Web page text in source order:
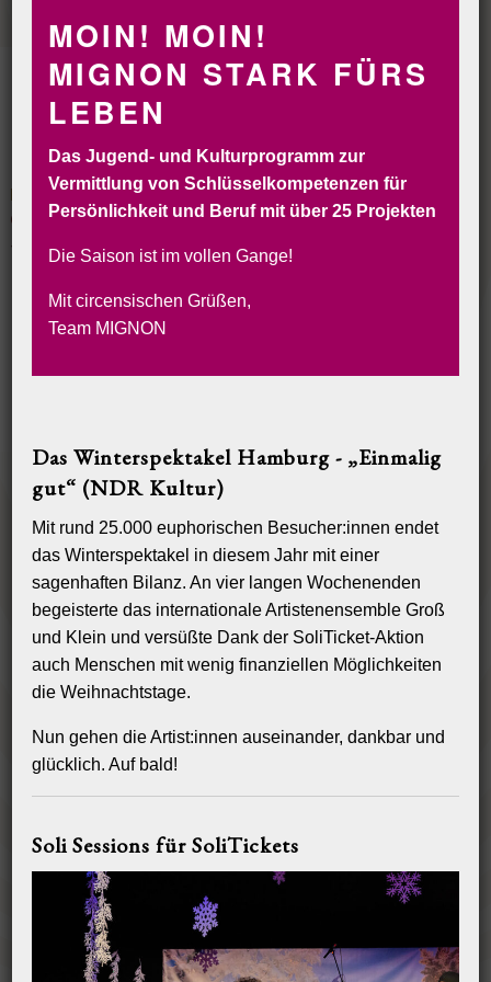
CIRCORANTE CIRCUS MIGNON INSELCIRCUS
SOLYCIRCO
VERLEIH
BUCHEN&RESERVIEREN
HOME REFERENZEN
PHILOSOPHIE
MOIN! MOIN!
MIGNON STARK FÜRS
LEBEN
Das Jugend- und Kulturprogramm zur
Vermittlung von Schlüsselkompetenzen für
Persönlichkeit und Beruf mit über 25 Projekten
Die Saison ist im vollen Gange!
Mit circensischen Grüßen,
Team MIGNON
Das Winterspektakel Hamburg - „Einmalig
gut“ (NDR Kultur)
Mit rund 25.000 euphorischen Besucher:innen endet
das Winterspektakel in diesem Jahr mit einer
sagenhaften Bilanz. An vier langen Wochenenden
begeisterte das internationale Artistenensemble Groß
und Klein und versüßte Dank der SoliTicket-Aktion
auch Menschen mit wenig finanziellen Möglichkeiten
die Weihnachtstage.
Nun gehen die Artist:innen auseinander, dankbar und
glücklich. Auf bald!
Soli Sessions für SoliTickets